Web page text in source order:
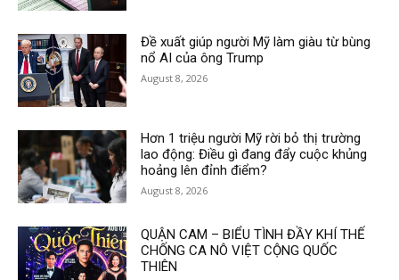
Đề xuất giúp người Mỹ làm giàu từ bùng
nổ AI của ông Trump
August 8, 2026
Hơn 1 triệu người Mỹ rời bỏ thị trường
lao động: Điều gì đang đẩy cuộc khủng
hoảng lên đỉnh điểm?
August 8, 2026
QUẬN CAM – BIỂU TÌNH ĐẦY KHÍ THẾ
CHỐNG CA NÔ VIỆT CỘNG QUỐC
THIÊN